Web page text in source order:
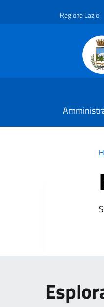
Regione Lazio